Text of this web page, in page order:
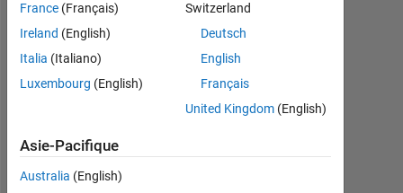
Badges
Nouri's
Badges
Answers
Badges
France (Français)
Ireland (English)
Italia (Italiano)
Luxembourg (English)
Switzerland
Deutsch
English
Français
United Kingdom(English)
Asie-Pacifique
Australia (English)